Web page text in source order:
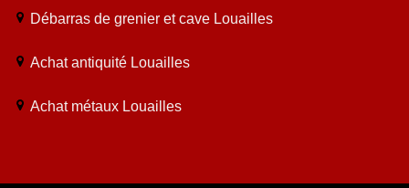
Débarras de grenier et cave Louailles
Achat antiquité Louailles
Achat métaux Louailles